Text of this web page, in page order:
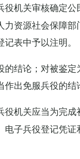
机关审核确定
资源社会保障
表中予以注明。
结论；对被鉴
出免服兵役的结
机关应当为完
子兵役登记凭